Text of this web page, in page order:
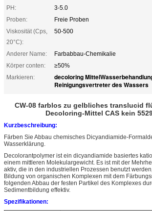
PH:
3-5.0
Proben:
Freie Proben
Viskosität (Cps,
20°C):
50-500
Anderer Name:
Farbabbau-Chemikalie
Körper conten:
≥50%
Markieren:
decoloring
Reinigungsvertreter des Wassers
CW-08 farblos zu gelbliches translucid
Decoloring-Mittel CAS kein
Kurzbeschreibung:
Färben Sie Abbau chemisches Dicyandiamide-
Wasserklärung.
Decolorantpolymer ist ein dicyandiamide basiertes
einem mittleren Molekulargewicht. Es ist mit der
aktiv, die in den industriellen Prozessen benutzt
Bildung von organischen Komplexen mit dem
folgenden Abbau der festen Partikel des Komplexes
Sedimentbildung effektiv.
Spezifikationen: